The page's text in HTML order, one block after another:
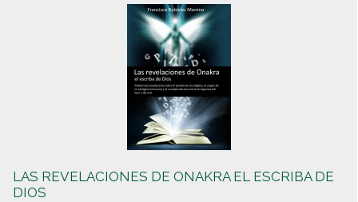
LAS REVELACIONES DE ONAKRA EL ESCRIBA DE
DIOS